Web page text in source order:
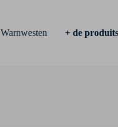
Warnwesten + de produits